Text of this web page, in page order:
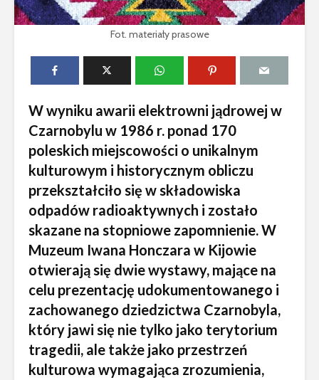
Fot. materiały prasowe
W wyniku awarii elektrowni jądrowej w
Czarnobylu w 1986 r. ponad 170
poleskich miejscowości o unikalnym
kulturowym i historycznym obliczu
przekształciło się w składowiska
odpadów radioaktywnych i zostało
skazane na stopniowe zapomnienie. W
Muzeum Iwana Honczara w Kijowie
otwierają się dwie wystawy, mające na
celu prezentację udokumentowanego i
zachowanego dziedzictwa Czarnobyla,
który jawi się nie tylko jako terytorium
tragedii, ale także jako przestrzeń
kulturowa wymagająca zrozumienia,